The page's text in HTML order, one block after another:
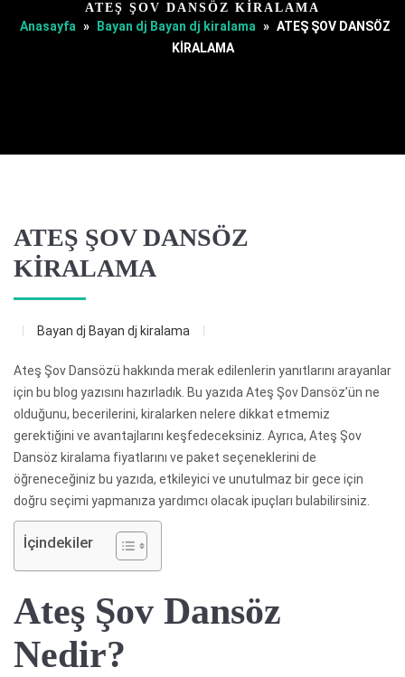
ATEŞ ŞOV DANSÖZ KİRALAMA
Anasayfa » Bayan dj Bayan dj kiralama » ATEŞ ŞOV DANSÖZ
KİRALAMA
ATEŞ ŞOV DANSÖZ
KİRALAMA
Bayan dj Bayan dj kiralama
Ateş Şov Dansözü hakkında merak edilenlerin yanıtlarını arayanlar
için bu blog yazısını hazırladık. Bu yazıda Ateş Şov Dansöz’ün ne
olduğunu, becerilerini, kiralarken nelere dikkat etmemiz
gerektiğini ve avantajlarını keşfedeceksiniz. Ayrıca, Ateş Şov
Dansöz kiralama fiyatlarını ve paket seçeneklerini de
öğreneceğiniz bu yazıda, etkileyici ve unutulmaz bir gece için
doğru seçimi yapmanıza yardımcı olacak ipuçları bulabilirsiniz.
İçindekiler
Ateş Şov Dansöz
Nedir?